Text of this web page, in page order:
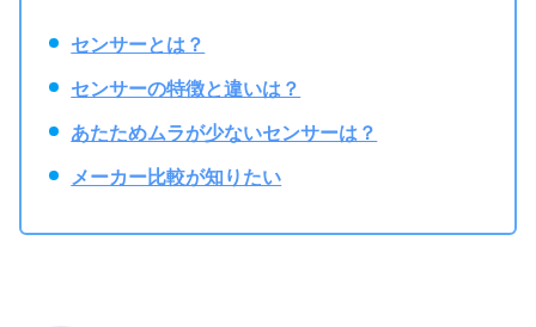
センサーとは？
センサーの特徴と違いは？
あたためムラが少ないセンサーは？
メーカー比較が知りたい